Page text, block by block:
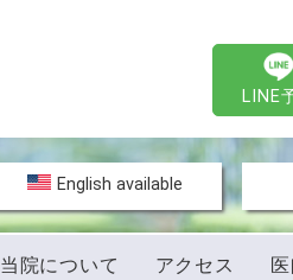
LINE
English available
当院について アクセス